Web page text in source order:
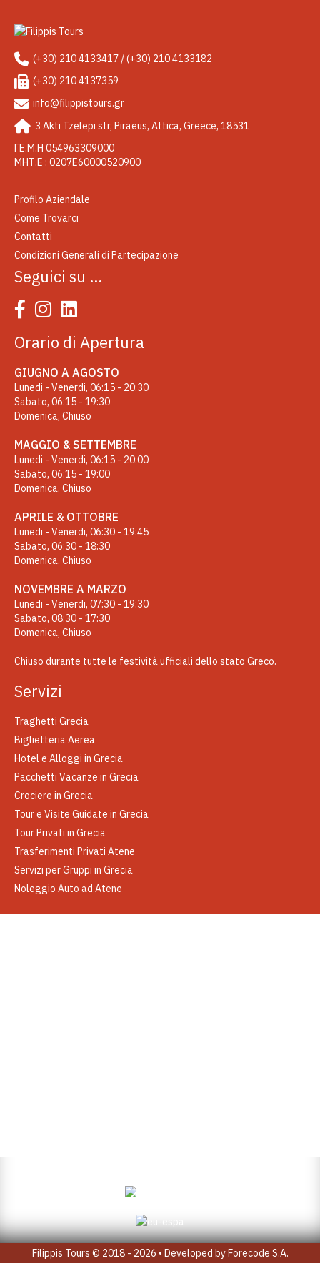
(+30) 210 4133417 / (+30) 210 4133182
(+30) 210 4137359
info@filippistours.gr
3 Akti Tzelepi str, Piraeus, Attica, Greece, 18531
ΓΕ.Μ.Η 054963309000
ΜΗΤ.Ε : 0207Ε60000520900
Profilo Aziendale
Come Trovarci
Contatti
Condizioni Generali di Partecipazione
Seguici su …
Orario di Apertura
GIUGNO A AGOSTO
Lunedi - Venerdi, 06:15 - 20:30
Sabato, 06:15 - 19:30
Domenica, Chiuso
MAGGIO & SETTEMBRE
Lunedi - Venerdi, 06:15 - 20:00
Sabato, 06:15 - 19:00
Domenica, Chiuso
APRILE & OTTOBRE
Lunedi - Venerdi, 06:30 - 19:45
Sabato, 06:30 - 18:30
Domenica, Chiuso
NOVEMBRE A MARZO
Lunedi - Venerdi, 07:30 - 19:30
Sabato, 08:30 - 17:30
Domenica, Chiuso
Chiuso durante tutte le festività ufficiali dello stato Greco.
Servizi
Traghetti Grecia
Biglietteria Aerea
Hotel e Alloggi in Grecia
Pacchetti Vacanze in Grecia
Crociere in Grecia
Tour e Visite Guidate in Grecia
Tour Privati in Grecia
Trasferimenti Privati Atene
Servizi per Gruppi in Grecia
Noleggio Auto ad Atene
Filippis Tours © 2018 - 2026 • Developed byForecode S.A.